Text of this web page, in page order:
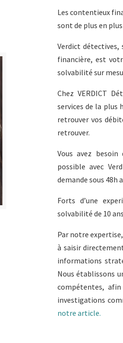
Les contentieux
sont de plus en
Verdict détectives,
financière, est
solvabilité sur
Chez VERDICT
services de la plus
retrouver vos
retrouver.
Vous avez
possible avec
demande sous 48h
Forts d’une
solvabilité de 10
Par notre
à saisir
informations
Nous établissons
compétentes,
investigations
notre article.